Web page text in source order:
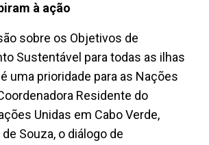
à ação
sobre os Objetivos de
Sustentável para todas as ilhas
uma prioridade para as Nações
Residente do
Unidas em Cabo Verde,
Souza, o diálogo de